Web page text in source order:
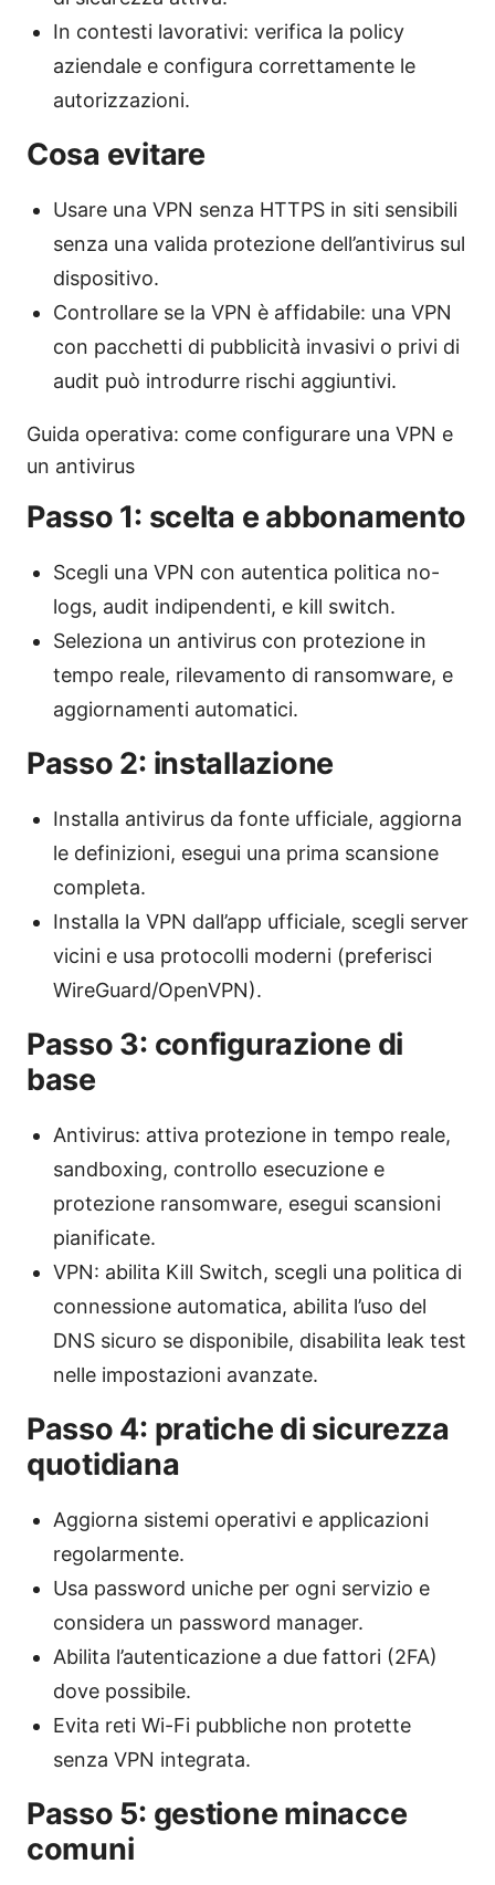
In contesti lavorativi: verifica la policy
aziendale e configura correttamente le
autorizzazioni.
Cosa evitare
Usare una VPN senza HTTPS in siti sensibili
senza una valida protezione dell’antivirus sul
dispositivo.
Controllare se la VPN è affidabile: una VPN
con pacchetti di pubblicità invasivi o privi di
audit può introdurre rischi aggiuntivi.
Guida operativa: come configurare una VPN e
un antivirus
Passo 1: scelta e abbonamento
Scegli una VPN con autentica politica no-
logs, audit indipendenti, e kill switch.
Seleziona un antivirus con protezione in
tempo reale, rilevamento di ransomware, e
aggiornamenti automatici.
Passo 2: installazione
Installa antivirus da fonte ufficiale, aggiorna
le definizioni, esegui una prima scansione
completa.
Installa la VPN dall’app ufficiale, scegli server
vicini e usa protocolli moderni (preferisci
WireGuard/OpenVPN).
Passo 3: configurazione di
base
Antivirus: attiva protezione in tempo reale,
sandboxing, controllo esecuzione e
protezione ransomware, esegui scansioni
pianificate.
VPN: abilita Kill Switch, scegli una politica di
connessione automatica, abilita l’uso del
DNS sicuro se disponibile, disabilita leak test
nelle impostazioni avanzate.
Passo 4: pratiche di sicurezza
quotidiana
Aggiorna sistemi operativi e applicazioni
regolarmente.
Usa password uniche per ogni servizio e
considera un password manager.
Abilita l’autenticazione a due fattori (2FA)
dove possibile.
Evita reti Wi-Fi pubbliche non protette
senza VPN integrata.
Passo 5: gestione minacce
comuni